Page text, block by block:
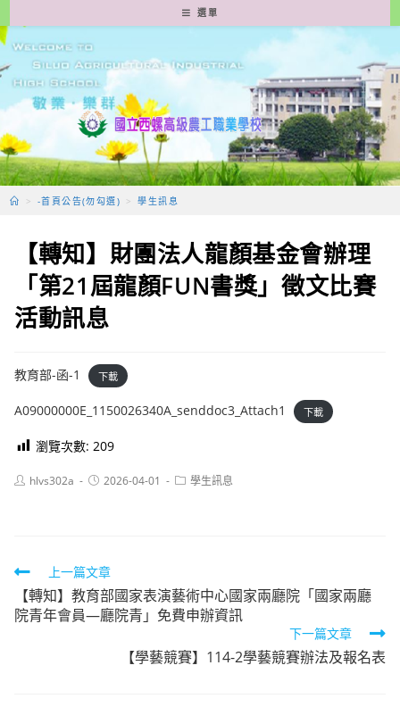
轉
至
要
容
選單
> -首頁公告(勿勾選) > 學生訊息
【轉知】財團法人龍顏基金會辦理
「第21屆龍顏FUN書獎」徵文比賽
活動訊息
教育部-函-1 下載
A09000000E_1150026340A_senddoc3_Attach1 下載
瀏覽次數: 209
Posthlvs302a
Post2026-04-01
Post學生訊息
Read
more
articles
上一篇文章
【轉知】教育部國家表演藝術中心國家兩廳院「國家兩廳
院青年會員—廳院青」免費申辦資訊
下一篇文章
【學藝競賽】114-2學藝競賽辦法及報名表